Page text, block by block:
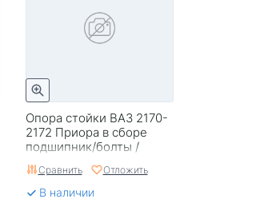
Опора стойки ВАЗ 2170-
2172 Приора в сборе
подшипник/болты /
Сравнить Отложить
В наличии